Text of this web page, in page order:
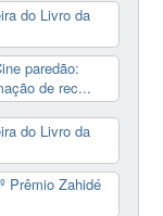
do Livro da
paredão:
de rec...
do Livro da
Prêmio Zahidé